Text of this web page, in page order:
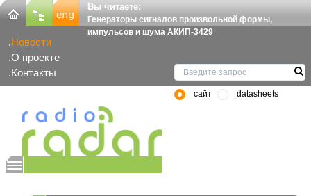
Вы читаете:
Генераторы сигналов произвольной формы,
импульсов и шума АКИП-3429
Новости
О проекте
Контакты
сайт datasheets